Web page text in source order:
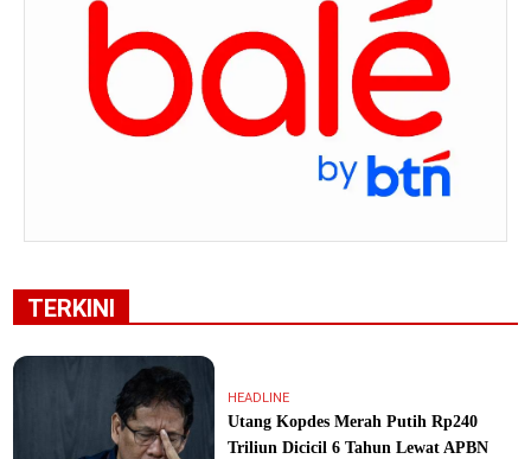
TERKINI
HEADLINE
Utang Kopdes Merah Putih Rp240
Triliun Dicicil 6 Tahun Lewat APBN